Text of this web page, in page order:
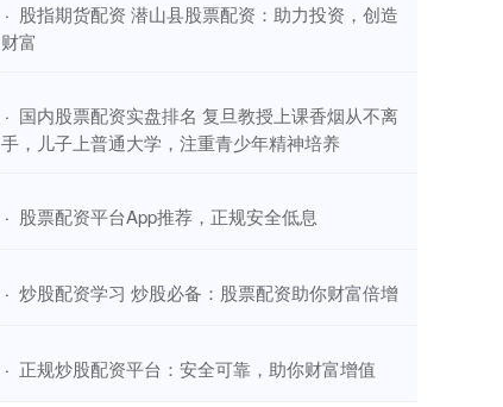
· ​股指期货配资 潜山县股票配资：助力投资，创造
财富
· ​国内股票配资实盘排名 复旦教授上课香烟从不离
手，儿子上普通大学，注重青少年精神培养
· ​股票配资平台App推荐，正规安全低息
· ​炒股配资学习 炒股必备：股票配资助你财富倍增
· ​正规炒股配资平台：安全可靠，助你财富增值